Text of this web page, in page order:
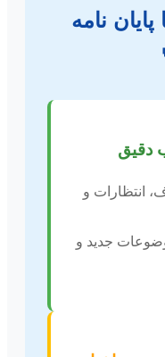
نامه
انتظارات و
جدید و